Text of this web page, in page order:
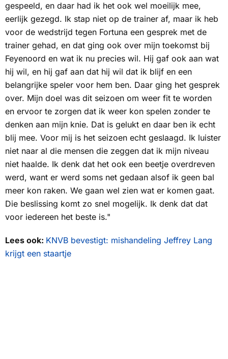
gespeeld, en daar had ik het ook wel moeilijk mee,
eerlijk gezegd. Ik stap niet op de trainer af, maar ik heb
voor de wedstrijd tegen Fortuna een gesprek met de
trainer gehad, en dat ging ook over mijn toekomst bij
Feyenoord en wat ik nu precies wil. Hij gaf ook aan wat
hij wil, en hij gaf aan dat hij wil dat ik blijf en een
belangrijke speler voor hem ben. Daar ging het gesprek
over. Mijn doel was dit seizoen om weer fit te worden
en ervoor te zorgen dat ik weer kon spelen zonder te
denken aan mijn knie. Dat is gelukt en daar ben ik echt
blij mee. Voor mij is het seizoen echt geslaagd. Ik luister
niet naar al die mensen die zeggen dat ik mijn niveau
niet haalde. Ik denk dat het ook een beetje overdreven
werd, want er werd soms net gedaan alsof ik geen bal
meer kon raken. We gaan wel zien wat er komen gaat.
Die beslissing komt zo snel mogelijk. Ik denk dat dat
voor iedereen het beste is."
Lees ook: KNVB bevestigt: mishandeling Jeffrey Lang
krijgt een staartje